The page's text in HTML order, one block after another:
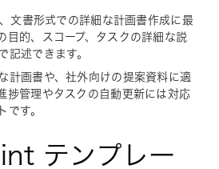
文書形式での詳細な計画書作成に最
目的、スコープ、タスクの詳細な説
記述できます。
計画書や、社外向けの提案資料に適
捗管理やタスクの自動更新には対応
です。
テンプレー